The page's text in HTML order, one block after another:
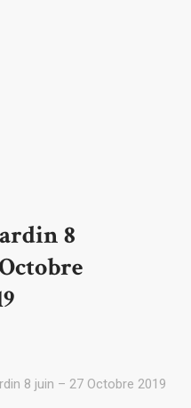
8
8 juin – 27 Octobre 2019